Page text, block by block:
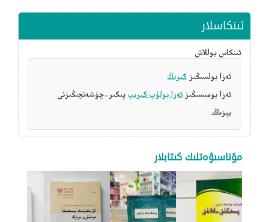
ئىنكاسلار
ئىنكاس يوللاش
ئەزا بولسىڭىز كىرىڭ
ئەزا بومىسىڭىز ئەزا بولۇپ كىرىپ پىكىر-چۈشەنچىڭىزنى
يېزىڭ.
مۇناسىۋەتلىك كىتابلار